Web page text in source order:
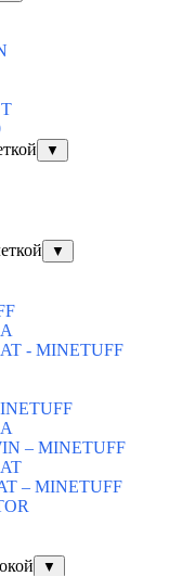
▼
▼
- MINETUFF
– MINETUFF
– MINETUFF
▼